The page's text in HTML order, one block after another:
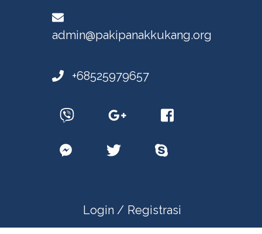
admin@pakipanakkukang.org
+68525979657
Login / Registrasi